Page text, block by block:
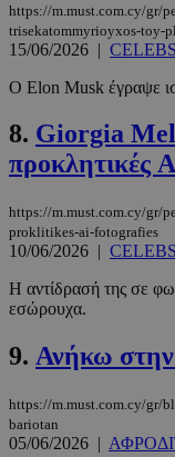
https://m.must.com.cy/gr/
trisekatommyrioyxos-toy-
15/06/2026 | CELEBS
Ο Elon Musk έγραψε
8. Giorgia
προκλητικές
https://m.must.com.cy/gr/
proklitikes-ai-fotografies
10/06/2026 | CELEBS
Η αντίδρασή της σε
εσώρουχα.
9. Ανήκω στην
https://m.must.com.cy/gr/
bariotan
05/06/2026 |